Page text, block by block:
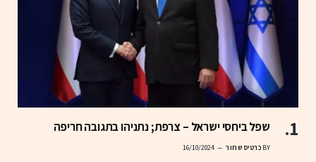
שפל ביחסי ישראל – צרפת; נתניהו בתגובה חריפה
BY כרטיס שחור 16/10/2024